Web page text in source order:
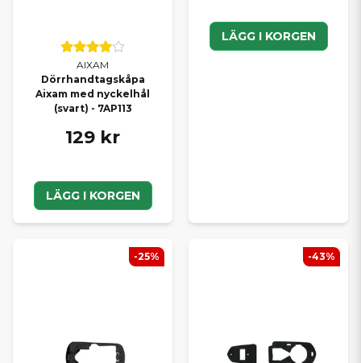
AIXAM
Dörrhandtagskåpa
Aixam med nyckelhål
(svart) - 7AP113
129 kr
LÄGG I KORGEN
LÄGG I KORGEN
-25% -43%